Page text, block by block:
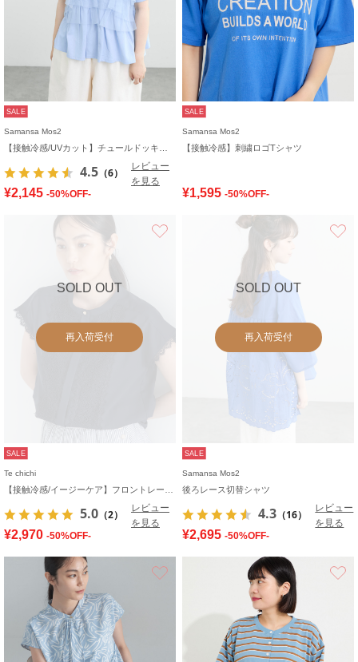
SALE
Samansa Mos2
4.5 （6）
レビュー
を見る
¥2,145 -50%OFF-
SALE
Samansa Mos2
【接触冷感】刺繍ロゴTシャツ
¥1,595 -50%OFF-
SOLD OUT
再入荷受付
SALE
Te chichi
5.0 （2）
レビュー
を見る
¥2,970 -50%OFF-
SOLD OUT
再入荷受付
SALE
Samansa Mos2
後ろレース切替シャツ
4.3 （16）
レビュー
を見る
¥2,695 -50%OFF-